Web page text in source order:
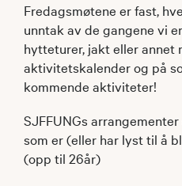
Fredagsmøtene er fast,
unntak av de gangene vi
hytteturer, jakt eller annet
aktivitetskalender og på
kommende aktiviteter!
SJFFUNGs
som er (eller har lyst til å
(opp til 26år)